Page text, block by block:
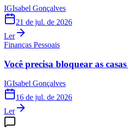
IGIsabel Gonçalves
21 de jul. de 2026
Ler
Finanças Pessoais
Você precisa bloquear as
IGIsabel Gonçalves
16 de jul. de 2026
Ler